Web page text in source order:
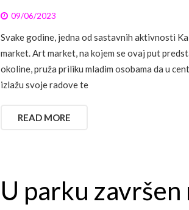
09/06/2023
Svake godine, jedna od sastavnih aktivnosti
market. Art market, na kojem se ovaj put
okoline, pruža priliku mladim osobama da u
izlažu svoje radove te
READ MORE
U parku završen